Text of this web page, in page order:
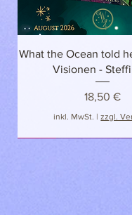
What the Ocean told
Visionen -
Preis
18,50 €
inkl. MwSt. |zzgl.